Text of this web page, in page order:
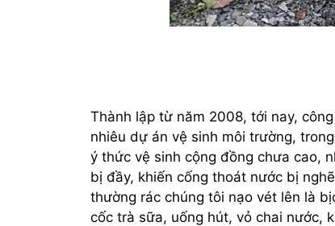
Thành lập từ năm 2008, tới nay,
nhiêu dự án vệ sinh môi trường,
ý thức vệ sinh cộng đồng chưa cao,
bị đầy, khiến cống thoát nước bị
thường rác chúng tôi nạo vét lên là
cốc trà sữa, uống hút, vỏ chai nước,